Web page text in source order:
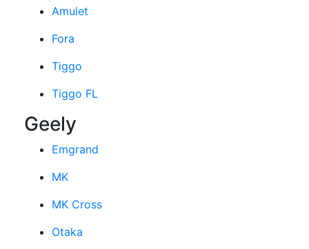
Amulet
Fora
Tiggo
Tiggo FL
Geely
Emgrand
MK
MK Cross
Otaka